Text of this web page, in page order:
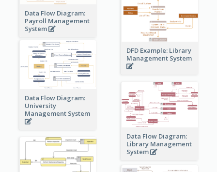
Data Flow Diagram:
Payroll Management
System
DFD Example: Library
Management System
Data Flow Diagram:
University
Management System
Data Flow Diagram:
Library Management
System